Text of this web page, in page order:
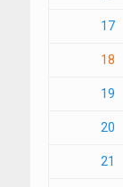
17
18
19
20
21